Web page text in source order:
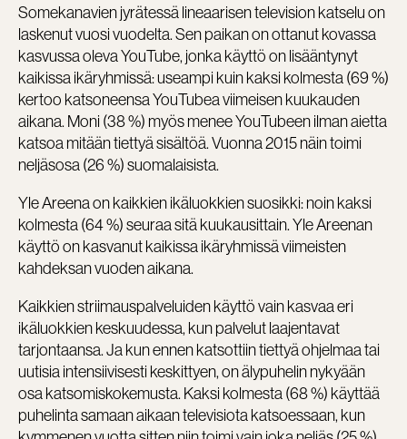
Somekanavien jyrätessä lineaarisen television katselu on
laskenut vuosi vuodelta. Sen paikan on ottanut kovassa
kasvussa oleva YouTube, jonka käyttö on lisääntynyt
kaikissa ikäryhmissä: useampi kuin kaksi kolmesta (69 %)
kertoo katsoneensa YouTubea viimeisen kuukauden
aikana. Moni (38 %) myös menee YouTubeen ilman aietta
katsoa mitään tiettyä sisältöä. Vuonna 2015 näin toimi
neljäsosa (26 %) suomalaisista.
Yle Areena on kaikkien ikäluokkien suosikki: noin kaksi
kolmesta (64 %) seuraa sitä kuukausittain. Yle Areenan
käyttö on kasvanut kaikissa ikäryhmissä viimeisten
kahdeksan vuoden aikana.
Kaikkien striimauspalveluiden käyttö vain kasvaa eri
ikäluokkien keskuudessa, kun palvelut laajentavat
tarjontaansa. Ja kun ennen katsottiin tiettyä ohjelmaa tai
uutisia intensiivisesti keskittyen, on älypuhelin nykyään
osa katsomiskokemusta. Kaksi kolmesta (68 %) käyttää
puhelinta samaan aikaan televisiota katsoessaan, kun